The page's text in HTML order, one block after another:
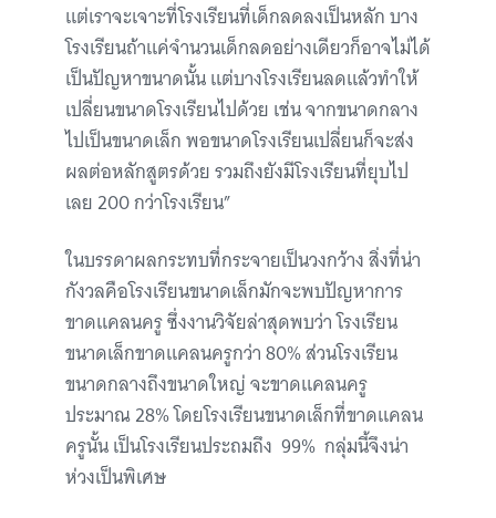
แต่เราจะเจาะที่โรงเรียนที่เด็กลดลงเป็นหลัก บาง
โรงเรียนถ้าแค่จำนวนเด็กลดอย่างเดียวก็อาจไม่ได้
เป็นปัญหาขนาดนั้น แต่บางโรงเรียนลดแล้วทำให้
เปลี่ยนขนาดโรงเรียนไปด้วย เช่น จากขนาดกลาง
ไปเป็นขนาดเล็ก พอขนาดโรงเรียนเปลี่ยนก็จะส่ง
ผลต่อหลักสูตรด้วย รวมถึงยังมีโรงเรียนที่ยุบไป
เลย 200 กว่าโรงเรียน”
ในบรรดาผลกระทบที่กระจายเป็นวงกว้าง สิ่งที่น่า
กังวลคือโรงเรียนขนาดเล็กมักจะพบปัญหาการ
ขาดแคลนครู ซึ่งงานวิจัยล่าสุดพบว่า โรงเรียน
ขนาดเล็กขาดแคลนครูกว่า 80% ส่วนโรงเรียน
ขนาดกลางถึงขนาดใหญ่ จะขาดแคลนครู
ประมาณ 28% โดยโรงเรียนขนาดเล็กที่ขาดแคลน
ครูนั้น เป็นโรงเรียนประถมถึง 99% กลุ่มนี้จึงน่า
ห่วงเป็นพิเศษ